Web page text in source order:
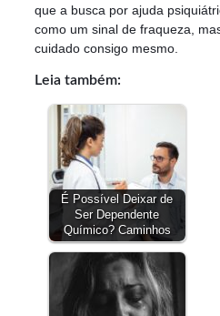
que a busca por ajuda
como um sinal de fraqueza,
cuidado consigo mesmo.
Leia também:
É Possível Deixar de
Ser Dependente
Químico? Caminhos